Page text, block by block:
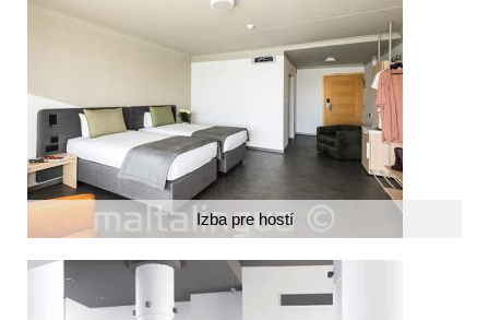
Izba pre hostí